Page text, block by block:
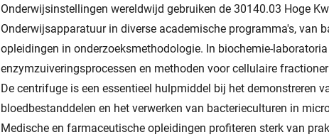
Onderwijsinstellingen wereldwijd gebruiken de 30140.03 Hoge
Onderwijsapparatuur in diverse academische programma's, van
opleidingen in onderzoeksmethodologie. In biochemie-
enzymzuiveringsprocessen en methoden voor cellulaire
De centrifuge is een essentieel hulpmiddel bij het demonstreren
bloedbestanddelen en het verwerken van bacterieculturen in
Medische en farmaceutische opleidingen profiteren sterk van